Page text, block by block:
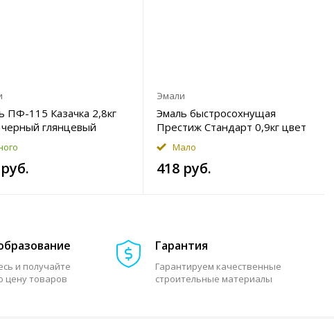
ПФ-115 Казачка 2,8кг
глянцевый
Эмали
Эмаль быстросохнущая
Престиж Стандарт 0,9кг цвет
серый полуглянцевый Уценка
Мало
418 руб.
и получайте
цену товаров
Гарантия
Гарантируем качественные
строительные материалы